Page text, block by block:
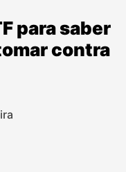
para saber
contra